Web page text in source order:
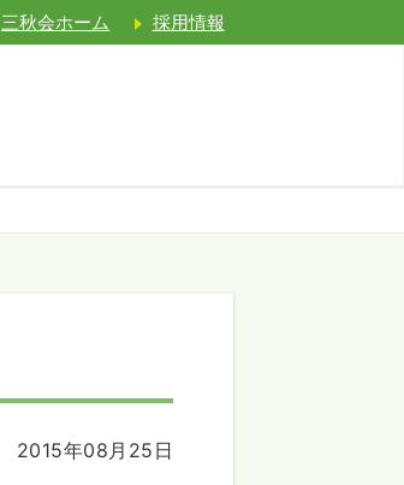
三秋会ホーム 採用情報
2015年08月25日